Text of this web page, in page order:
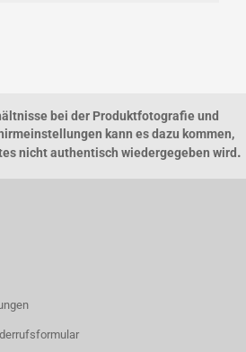
bei der Produktfotografie und
kann es dazu kommen,
nicht authentisch wiedergegeben wird .